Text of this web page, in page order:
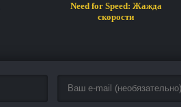
Need for Speed: Жажда
скорости